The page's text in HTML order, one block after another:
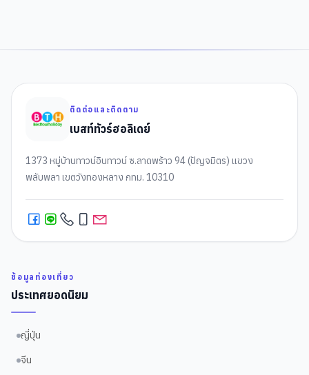
ติดต่อและติดตาม
เบสท์ทัวร์ฮอลิเดย์
1373 หมู่บ้านทาวน์อินทาวน์ ซ.ลาดพร้าว 94 (ปัญจมิตร) แขวง
พลับพลา เขตวังทองหลาง กทม. 10310
ข้อมูลท่องเที่ยว
ประเทศยอดนิยม
ญี่ปุ่น
จีน